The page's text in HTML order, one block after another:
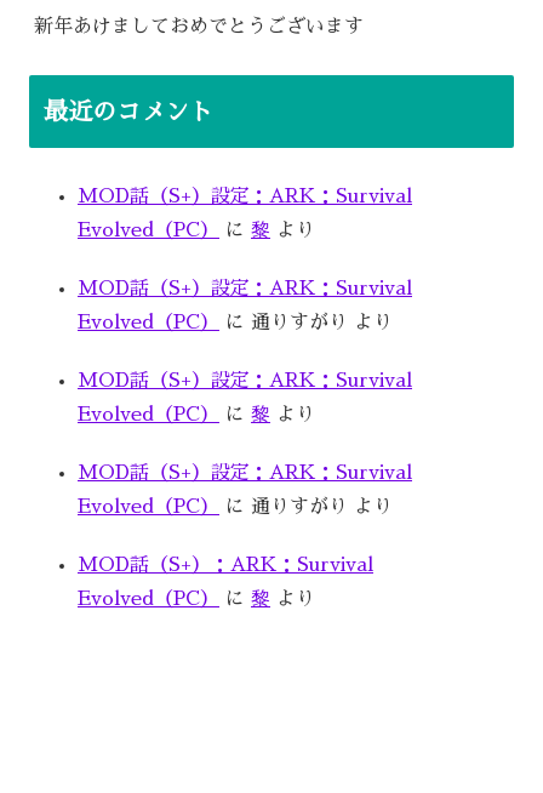
新年あけましておめでとうございます
最近のコメント
MOD話（S+）設定：ARK：Survival
Evolved（PC）
に 黎 より
MOD話（S+）設定：ARK：Survival
Evolved（PC）
に 通りすがり より
MOD話（S+）設定：ARK：Survival
Evolved（PC）
に 黎 より
MOD話（S+）設定：ARK：Survival
Evolved（PC）
に 通りすがり より
MOD話（S+）：ARK：Survival
Evolved（PC）
に 黎 より